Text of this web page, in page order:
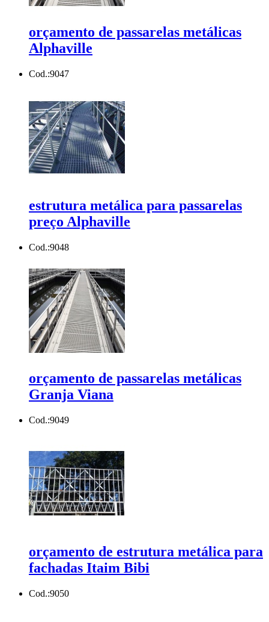
orçamento de passarelas metálicas
Alphaville
Cod.:9047
estrutura metálica para passarelas
preço Alphaville
Cod.:9048
orçamento de passarelas metálicas
Granja Viana
Cod.:9049
orçamento de estrutura metálica para
fachadas Itaim Bibi
Cod.:9050